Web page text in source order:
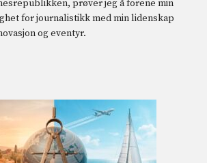
prøver jeg å forene min
for journalistikk med min lidenskap
og eventyr.